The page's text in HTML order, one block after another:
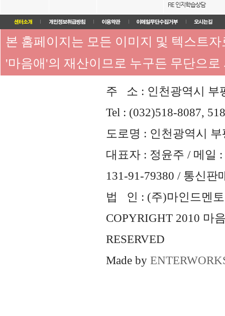
FIE 인지학습상담
본 홈페이지는 모든 이미지 및 텍스트
'마음애'의 재산이므로 누구든 무단으
주 소 : 인천광역시 부
Tel : (032)518-8087,
도로명 : 인천광역시
대표자 : 정윤주 / 메일 :
131-91-79380 / 통신판
법 인 : (주)마인드멘토
COPYRIGHT 2010 마
RESERVED
Made by